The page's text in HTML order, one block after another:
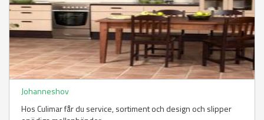
Johanneshov
Hos Culimar får du service, sortiment och design och slipper